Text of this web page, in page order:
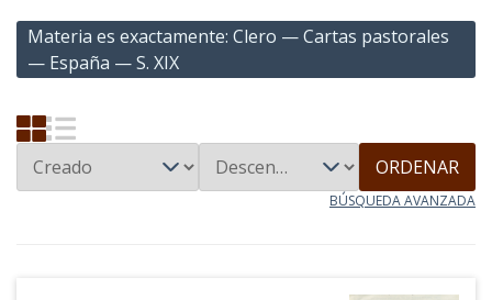
Materia es exactamente Clero — Cartas pastorales
— España — S. XIX
ORDENAR
BÚSQUEDA AVANZADA